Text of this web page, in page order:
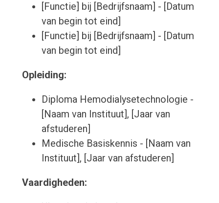
[Functie] bij [Bedrijfsnaam] - [Datum
van begin tot eind]
[Functie] bij [Bedrijfsnaam] - [Datum
van begin tot eind]
Opleiding:
Diploma Hemodialysetechnologie -
[Naam van Instituut], [Jaar van
afstuderen]
Medische Basiskennis - [Naam van
Instituut], [Jaar van afstuderen]
Vaardigheden: